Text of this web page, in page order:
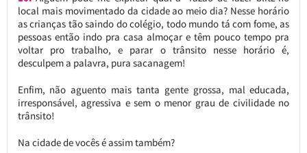
local mais movimentado da cidade ao meio dia? Nesse horário
as crianças tão saindo do colégio, todo mundo tá com fome, as
pessoas então indo pra casa almoçar e têm pouco tempo pra
voltar pro trabalho, e parar o trânsito nesse horário é,
desculpem a palavra, pura sacanagem!
Enfim, não aguento mais tanta gente grossa, mal educada,
irresponsável, agressiva e sem o menor grau de civilidade no
trânsito!
Na cidade de vocês é assim também?